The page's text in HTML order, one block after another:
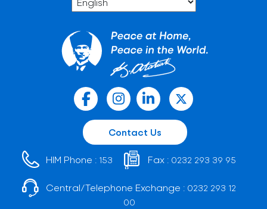
Contact Us
HIM Phone : 153 Fax : 0232 293 39 95
Central/Telephone Exchange : 0232 293 12
00